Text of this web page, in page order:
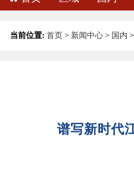
当前位置: 首页 > 新闻中心 > 国内
谱写新时代